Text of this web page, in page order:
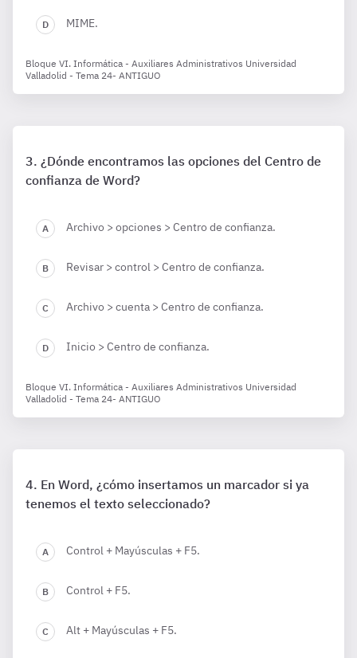
MIME.
Bloque VI. Informática - Auxiliares Administrativos Universidad
Valladolid - Tema 24- ANTIGUO
¿Dónde encontramos las opciones del Centro de
confianza de Word?
Archivo > opciones > Centro de confianza.
Revisar > control > Centro de confianza.
Archivo > cuenta > Centro de confianza.
Inicio > Centro de confianza.
Bloque VI. Informática - Auxiliares Administrativos Universidad
Valladolid - Tema 24- ANTIGUO
En Word, ¿cómo insertamos un marcador si ya
tenemos el texto seleccionado?
Control + Mayúsculas + F5.
Control + F5.
Alt + Mayúsculas + F5.